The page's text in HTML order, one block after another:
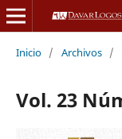
Inicio / Archivos /
Vol. 23